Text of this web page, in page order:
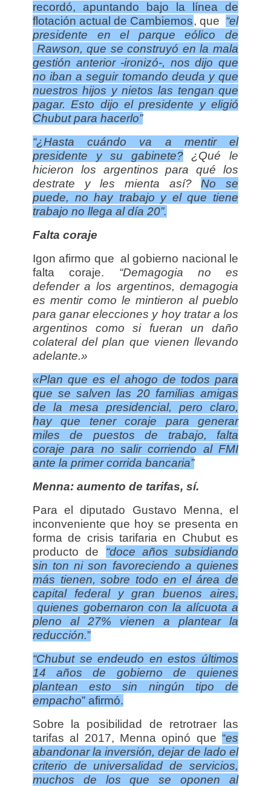
recordó, apuntando bajo la línea de
flotación actual de Cambiemos, que “el
presidente en el parque eólico de
Rawson, que se construyó en la mala
gestión anterior -ironizó-, nos dijo que
no iban a seguir tomando deuda y que
nuestros hijos y nietos las tengan que
pagar. Esto dijo el presidente y eligió
Chubut para hacerlo”
“¿Hasta cuándo va a mentir el
presidente y su gabinete?¿Qué le
hicieron los argentinos para qué los
destrate y les mienta así?No se
puede, no hay trabajo y el que tiene
trabajo no llega al día 20”.
Falta coraje
Igon afirmo que al gobierno nacional le
falta coraje. “Demagogia no es
defender a los argentinos, demagogia
es mentir como le mintieron al pueblo
para ganar elecciones y hoy tratar a los
argentinos como si fueran un daño
colateral del plan que vienen llevando
adelante.»
«Plan que es el ahogo de todos para
que se salven las 20 familias amigas
de la mesa presidencial, pero claro,
hay que tener coraje para generar
miles de puestos de trabajo, falta
coraje para no salir corriendo al FMI
ante la primer corrida bancaria”
Menna: aumento de tarifas, sí.
Para el diputado Gustavo Menna, el
inconveniente que hoy se presenta en
forma de crisis tarifaria en Chubut es
producto de “doce años subsidiando
sin ton ni son favoreciendo a quienes
más tienen, sobre todo en el área de
capital federal y gran buenos aires,
quienes gobernaron con la alícuota a
pleno al 27% vienen a plantear la
reducción.”
“Chubut se endeudo en estos últimos
14 años de gobierno de quienes
plantean esto sin ningún tipo de
empacho” afirmó.
Sobre la posibilidad de retrotraer las
tarifas al 2017, Menna opinó que“es
abandonar la inversión, dejar de lado el
criterio de universalidad de servicios,
muchos de los que se oponen al